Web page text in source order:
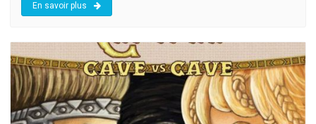
En savoir plus